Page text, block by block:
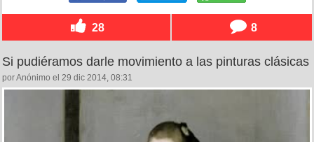
28 8
Si pudiéramos darle movimiento a las pinturas clásicas
por Anónimo el 29 dic 2014, 08:31